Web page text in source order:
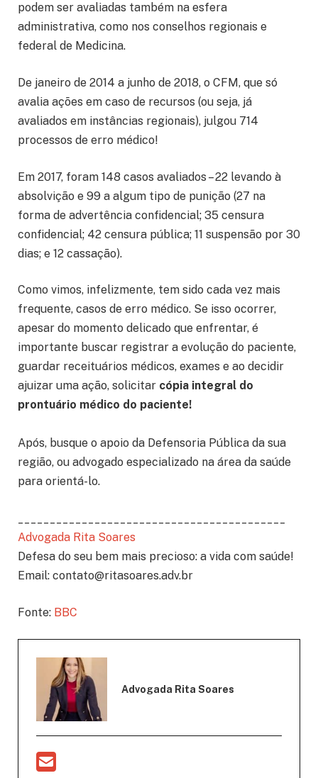
podem ser avaliadas também na esfera
administrativa, como nos conselhos regionais e
federal de Medicina.
De janeiro de 2014 a junho de 2018, o CFM, que só
avalia ações em caso de recursos (ou seja, já
avaliados em instâncias regionais), julgou 714
processos de erro médico!
Em 2017, foram 148 casos avaliados – 22 levando à
absolvição e 99 a algum tipo de punição (27 na
forma de advertência confidencial; 35 censura
confidencial; 42 censura pública; 11 suspensão por 30
dias; e 12 cassação).
Como vimos, infelizmente, tem sido cada vez mais
frequente, casos de erro médico. Se isso ocorrer,
apesar do momento delicado que enfrentar, é
importante buscar registrar a evolução do paciente,
guardar receituários médicos, exames e ao decidir
ajuizar uma ação, solicitar cópia integral do
prontuário médico do paciente!
Após, busque o apoio da Defensoria Pública da sua
região, ou advogado especializado na área da saúde
para orientá-lo.
Advogada Rita Soares
Defesa do seu bem mais precioso: a vida com saúde!
Email: contato@ritasoares.adv.br
Fonte: BBC
Advogada Rita Soares